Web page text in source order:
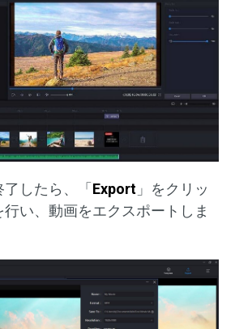
したら、「 Export 」をクリッ
い、動画をエクスポートしま